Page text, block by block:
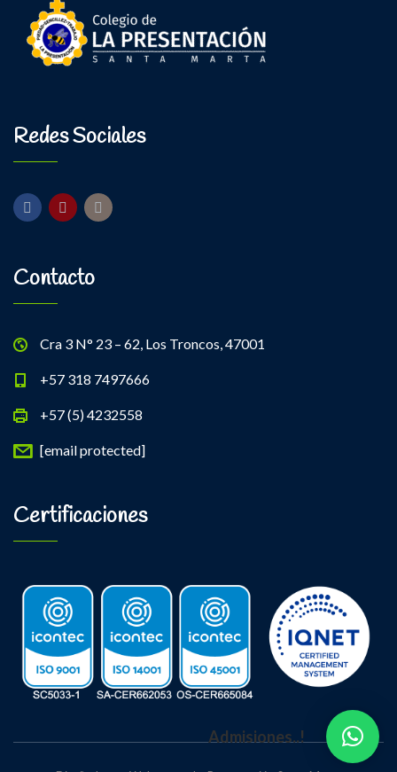
Redes Sociales
Contacto
Cra 3 N° 23 – 62, Los Troncos, 47001
+57 318 7497666
+57 (5) 4232558
[email protected]
Certificaciones
Admisiones..!